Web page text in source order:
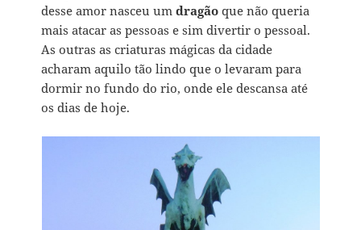
desse amor nasceu umdragão que não queria
mais atacar as pessoas e sim divertir o pessoal.
As outras as criaturas mágicas da cidade
acharam aquilo tão lindo que o levaram para
dormir no fundo do rio, onde ele descansa até
os dias de hoje.